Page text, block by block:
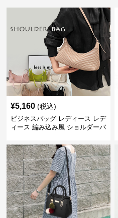
¥5,160 (税込)
ビジネスバッグ レディース レデ
ィース 編み込み風 ショルダーバ